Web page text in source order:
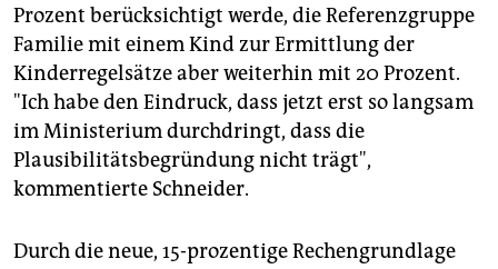
Prozent berücksichtigt werde, die Referenzgruppe
Familie mit einem Kind zur Ermittlung der
Kinderregelsätze aber weiterhin mit 20 Prozent.
"Ich habe den Eindruck, dass jetzt erst so langsam
im Ministerium durchdringt, dass die
Plausibilitätsbegründung nicht trägt",
kommentierte Schneider.
Durch die neue, 15-prozentige Rechengrundlage